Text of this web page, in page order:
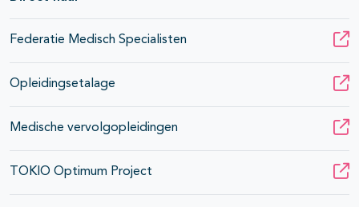
Federatie Medisch Specialisten
Opleidingsetalage
Medische vervolgopleidingen
TOKIO Optimum Project